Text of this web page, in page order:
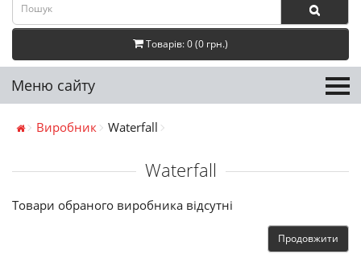
Товарів: 0 (0 грн.)
Меню сайту
Виробник Waterfall
Waterfall
Товари обраного виробника відсутні
Продовжити